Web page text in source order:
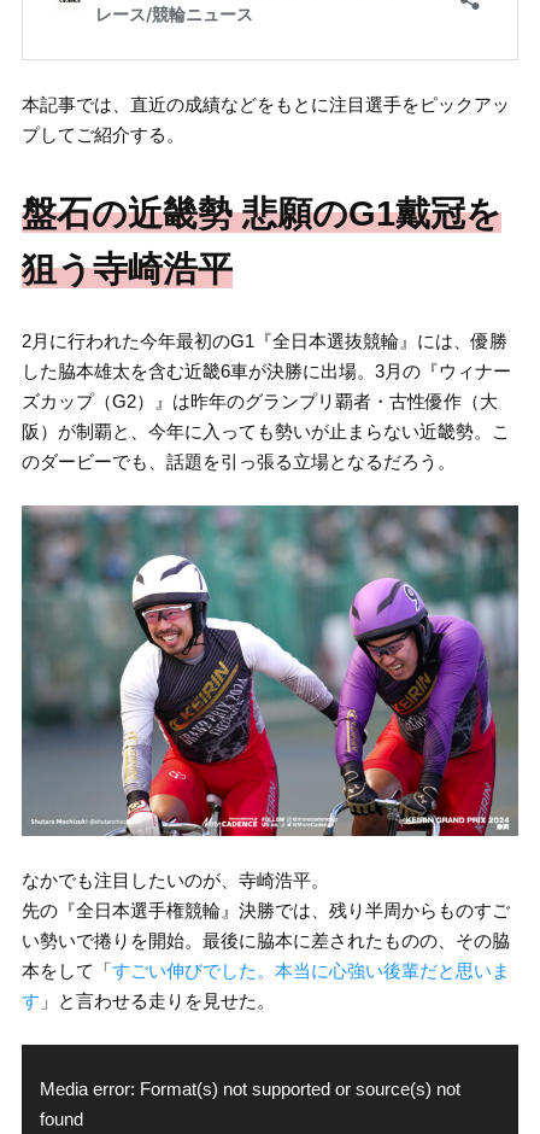
本記事では、直近の成績などをもとに注目選手をピックアッ
プしてご紹介する。
盤石の近畿勢 悲願のG1戴冠を
狙う寺崎浩平
2月に行われた今年最初のG1『全日本選抜競輪』には、優勝
した脇本雄太を含む近畿6車が決勝に出場。3月の『ウィナー
ズカップ（G2）』は昨年のグランプリ覇者・古性優作（大
阪）が制覇と、今年に入っても勢いが止まらない近畿勢。こ
のダービーでも、話題を引っ張る立場となるだろう。
なかでも注目したいのが、寺崎浩平。
先の『全日本選手権競輪』決勝では、残り半周からものすご
い勢いで捲りを開始。最後に脇本に差されたものの、その脇
本をして「すごい伸びでした。本当に心強い後輩だと思いま
す 」と言わせる走りを見せた。
Media error: Format(s) not supported or source(s) not
found